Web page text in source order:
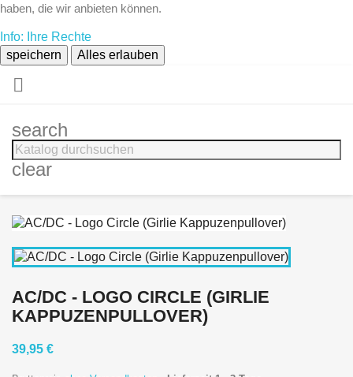
haben, die wir anbieten können.
Info: Ihre Rechte
speichern
Alles erlauben

search
clear
AC/DC - LOGO CIRCLE (GIRLIE
KAPPUZENPULLOVER)
39,95 €